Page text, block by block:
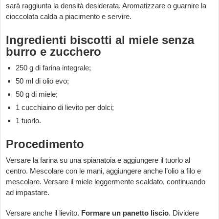
sarà raggiunta la densità desiderata. Aromatizzare o guarnire la
cioccolata calda a piacimento e servire.
Ingredienti biscotti al miele senza
burro e zucchero
250 g di farina integrale;
50 ml di olio evo;
50 g di miele;
1 cucchiaino di lievito per dolci;
1 tuorlo.
Procedimento
Versare la farina su una spianatoia e aggiungere il tuorlo al
centro. Mescolare con le mani, aggiungere anche l’olio a filo e
mescolare. Versare il miele leggermente scaldato, continuando
ad impastare.
Versare anche il lievito. Formare un panetto liscio. Dividere